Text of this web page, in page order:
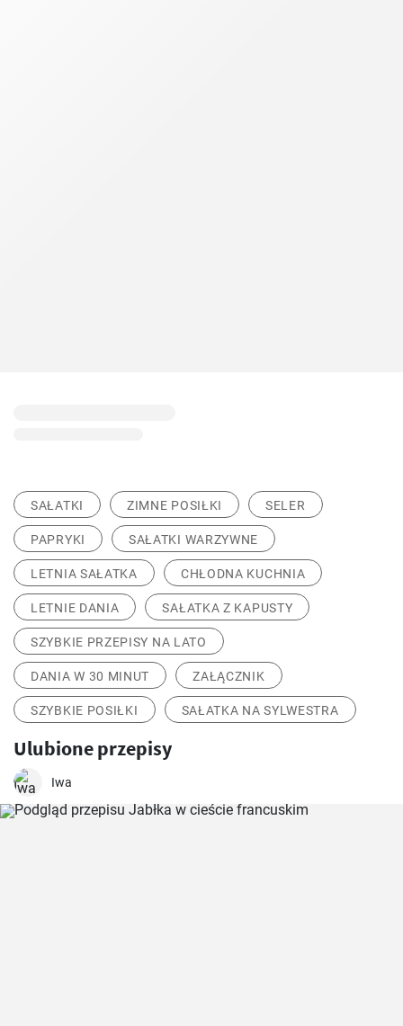
SAŁATKI ZIMNE POSIŁKI SELER
PAPRYKI SAŁATKI WARZYWNE
LETNIA SAŁATKA CHŁODNA KUCHNIA
LETNIE DANIA SAŁATKA Z KAPUSTY
SZYBKIE PRZEPISY NA LATO
DANIA W 30 MINUT ZAŁĄCZNIK
SZYBKIE POSIŁKI SAŁATKA NA SYLWESTRA
Ulubione przepisy
Iwa